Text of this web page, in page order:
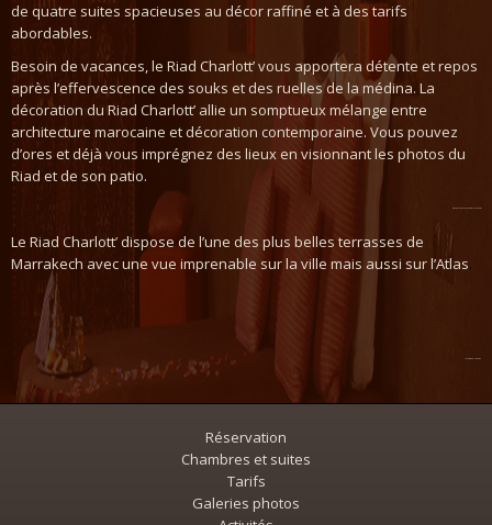
PLAN D’ACCÈS
PRESSE
CONTACT
de quatre suites spacieuses au décor raffiné et à des tarifs
abordables.
Besoin de vacances, le Riad Charlott’ vous apportera détente et repos
après l’effervescence des souks et des ruelles de la médina. La
décoration du Riad Charlott’ allie un somptueux mélange entre
architecture marocaine et décoration contemporaine. Vous pouvez
d’ores et déjà vous imprégnez des lieux en visionnant les photos du
Riad et de son patio.
Le Riad Charlott’dispose de l’une des plus belles terrasses de
Marrakech avec une vue imprenable sur la ville mais aussi sur l’Atlas.
Réservation
Chambres et suites
Tarifs
Galeries photos